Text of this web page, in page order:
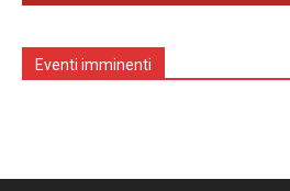
Eventi imminenti